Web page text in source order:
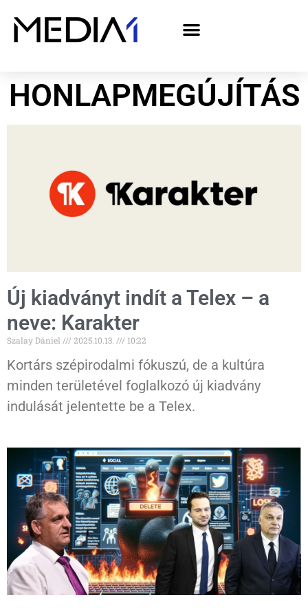
HONLAPMEGÚJÍTÁS
Új kiadványt indít a Telex – a
neve: Karakter
Szalay Dániel 2025.10.13. 10:22
Kortárs szépirodalmi fókuszú, de a kultúra
minden területével foglalkozó új kiadvány
indulását jelentette be a Telex.